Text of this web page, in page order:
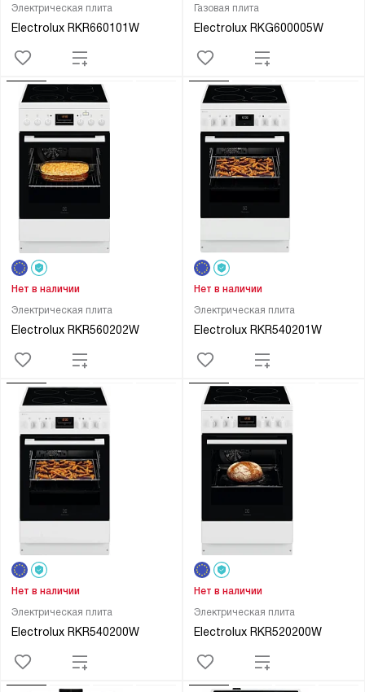
Электрическая плита
Electrolux RKR660101W
Газовая плита
Electrolux RKG600005W
Электрическая плита
Electrolux RKR560202W
Нет в наличии
Электрическая плита
Electrolux RKR540201W
Нет в наличии
Электрическая плита
Electrolux RKR540200W
Нет в наличии
Электрическая плита
Electrolux RKR520200W
Нет в наличии